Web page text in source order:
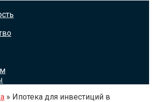
» Ипотека для инвестиций в